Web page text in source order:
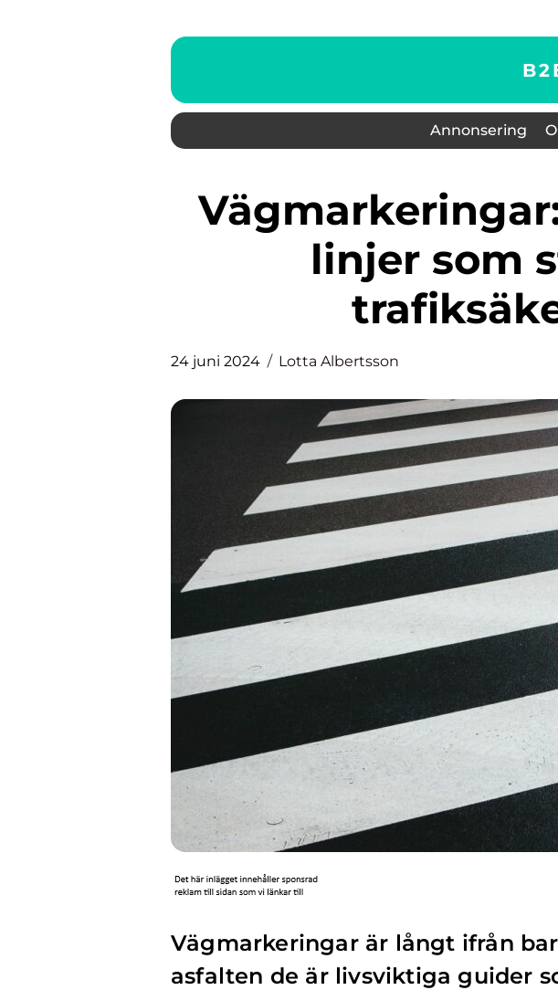
Annonsering
Vägmarkeringar: Livsviktiga
linjer som
24 juni 2024 Lotta Albertsson
Vägmarkeringar är långt ifrån
asfalten de är livsviktiga guider